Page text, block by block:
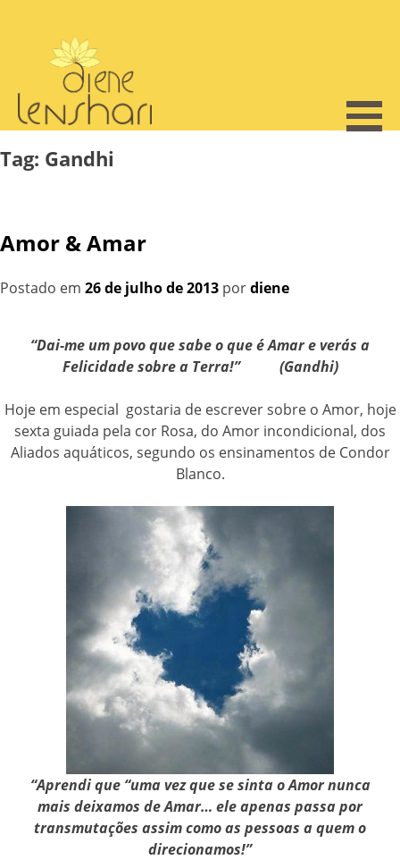
content
Tag: Gandhi
Amor & Amar
Postado em 26 de julho de 2013 pordiene
“Dai-me um povo que sabe o que é Amar e verás a
Felicidade sobre a Terra!” (Gandhi)
Hoje em especial gostaria de escrever sobre o Amor, hoje
sexta guiada pela cor Rosa, do Amor incondicional, dos
Aliados aquáticos, segundo os ensinamentos de Condor
Blanco.
“Aprendi que “uma vez que se sinta o Amor nunca
mais deixamos de Amar… ele apenas passa por
transmutações assim como as pessoas a quem o
direcionamos!”